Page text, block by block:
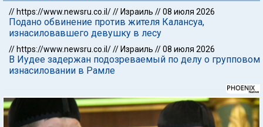
// https://www.newsru.co.il/// Израиль //08 июля 2026
Подано обвинение против жителя Калансуа,
изнасиловавшего девушку в лесу
// https://www.newsru.co.il/// Израиль //08 июля 2026
В Иудее задержан подозреваемый по делу о групповом
изнасиловании в Рамле